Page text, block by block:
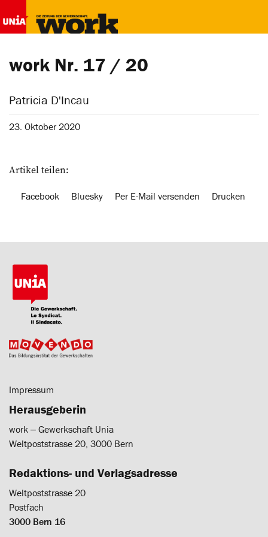
work Nr. 17 / 20
Patricia D'Incau
23. Oktober 2020
Artikel teilen:
Facebook Bluesky Per E-Mail versenden Drucken
Impressum
Herausgeberin
work ‒ Gewerkschaft Unia
Weltpoststrasse 20, 3000 Bern
Redaktions- und Verlagsadresse
Weltpoststrasse 20
Postfach
3000 Bern 16